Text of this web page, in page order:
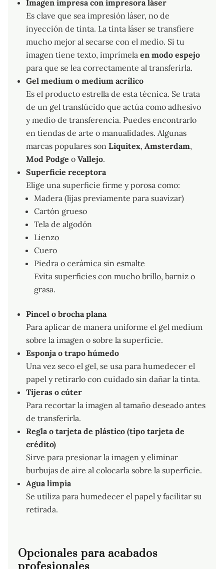
Imagen impresa con impresora láser
Es clave que sea impresión láser, no de
inyección de tinta. La tinta láser se transfiere
mucho mejor al secarse con el medio. Si tu
imagen tiene texto, imprímela en modo espejo
para que se lea correctamente al transferirla.
Gel medium o medium acrílico
Es el producto estrella de esta técnica. Se trata
de un gel translúcido que actúa como adhesivo
y medio de transferencia. Puedes encontrarlo
en tiendas de arte o manualidades. Algunas
marcas populares son Liquitex, Amsterdam,
Mod Podge o Vallejo.
Superficie receptora
Elige una superficie firme y porosa como:
Madera (lijas previamente para suavizar)
Cartón grueso
Tela de algodón
Lienzo
Cuero
Piedra o cerámica sin esmalte
Evita superficies con mucho brillo, barniz o
grasa.
Pincel o brocha plana
Para aplicar de manera uniforme el gel medium
sobre la imagen o sobre la superficie.
Esponja o trapo húmedo
Una vez seco el gel, se usa para humedecer el
papel y retirarlo con cuidado sin dañar la tinta.
Tijeras o cúter
Para recortar la imagen al tamaño deseado antes
de transferirla.
Regla o tarjeta de plástico (tipo tarjeta de
crédito)
Sirve para presionar la imagen y eliminar
burbujas de aire al colocarla sobre la superficie.
Agua limpia
Se utiliza para humedecer el papel y facilitar su
retirada.
Opcionales para acabados